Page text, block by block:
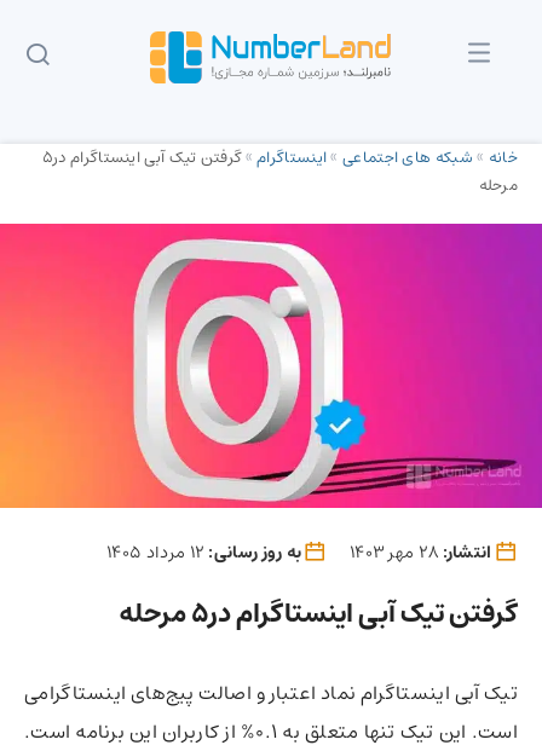
خانه »شبکه های اجتماعی»اینستاگرام»
گرفتن تیک آبی اینستاگرام در5
مرحله
انتشار: به روز رسانی:
گرفتن تیک آبی اینستاگرام در5 مرحله
تیک آبی اینستاگرام نماد اعتبار و اصالت پیج‌های اینستاگرامی
است. این تیک تنها متعلق به 0.1% از کاربران این برنامه است.